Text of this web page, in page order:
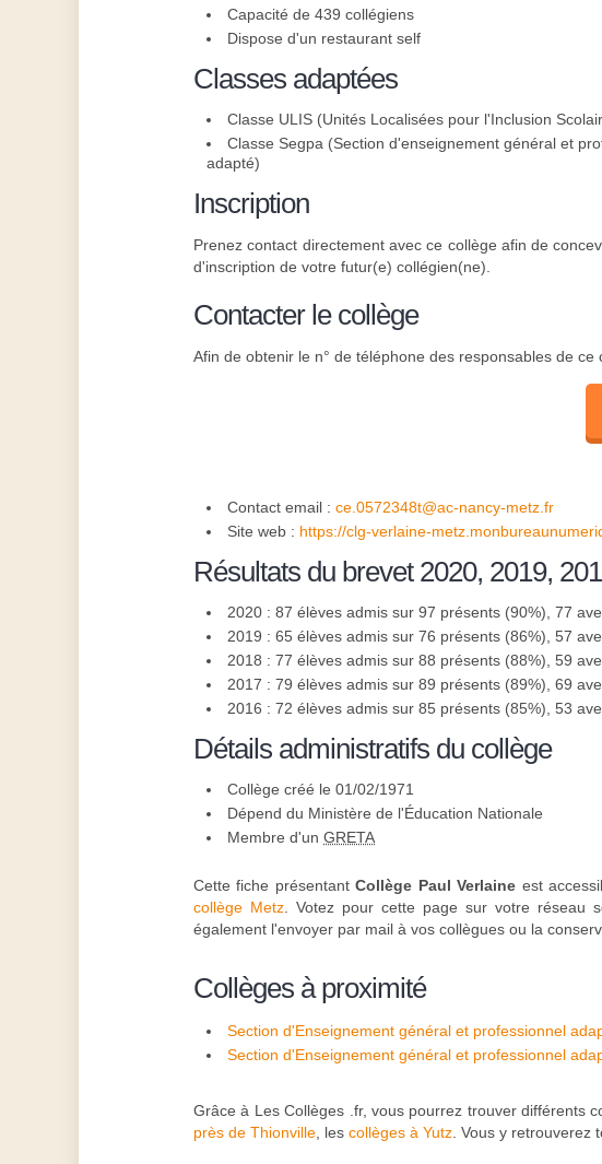
Capacité de 439 collégiens
Dispose d'un restaurant self
Classes adaptées
Classe ULIS (Unités Localisées pour l'Inclusion
Classe Segpa (Section d'enseignement général et
adapté)
Inscription
Prenez contact directement avec ce collège afin de
d'inscription de votre futur(e) collégien(ne).
Contacter le collège
Afin de obtenir le n° de téléphone des responsables de ce
Contact email : ce.0572348t@ac-nancy-metz.fr
Site web : https://clg-verlaine-
Résultats du brevet 2020, 2019,
2020 : 87 élèves admis sur 97 présents (90%), 77
2019 : 65 élèves admis sur 76 présents (86%), 57
2018 : 77 élèves admis sur 88 présents (88%), 59
2017 : 79 élèves admis sur 89 présents (89%), 69
2016 : 72 élèves admis sur 85 présents (85%), 53
Détails administratifs du collège
Collège créé le 01/02/1971
Dépend du Ministère de l'Éducation Nationale
Membre d'un GRETA
Cette fiche présentantCollège Paul Verlaine est
collège Metz . Votez pour cette page sur votre réseau
également l'envoyer par mail à vos collègues ou la
Collèges à proximité
Section d'Enseignement général et professionnel
Philippe de Vigneulles - Metz
Section d'Enseignement général et professionnel
Grâce à Les Collèges .fr, vous pourrez trouver différents
près de Thionville , les collèges à Yutz . Vous y retrouverez